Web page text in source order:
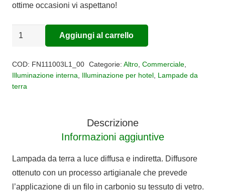
ottime occasioni vi aspettano!
Lampada
MITE
ANNIVERSARIO
Aggiungi al carrello
COD: FN111003L1_00 Categorie: Altro, Commerciale,
Illuminazione interna, Illuminazione per hotel, Lampade da
terra
Descrizione
Informazioni aggiuntive
Lampada da terra a luce diffusa e indiretta. Diffusore
ottenuto con un processo artigianale che prevede
l’applicazione di un filo in carbonio su tessuto di vetro.